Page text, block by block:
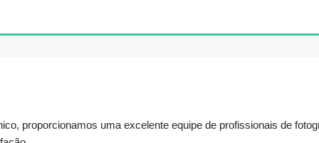
proporcionamos uma excelente equipe de profissionais de